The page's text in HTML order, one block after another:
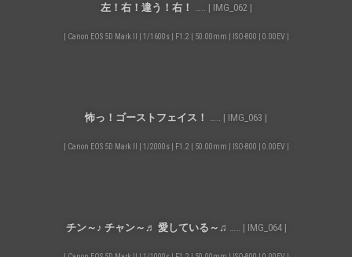
左！右！違う！右！ ….. | IMG_062 |
| Canon EOS 5D Mark II | 1/1600s | F1.2 | 50.00mm | ISO-800 | 0.00EV |
怖っ！ゴーストフェイス！ ….. | IMG_063 |
| Canon EOS 5D Mark II | 1/2000s | F1.2 | 50.00mm | ISO-800 | 0.00EV |
チン～♪ チャン～♬ 愛している～♫ ….. | IMG_064 |